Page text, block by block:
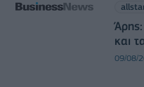
και
09/08/